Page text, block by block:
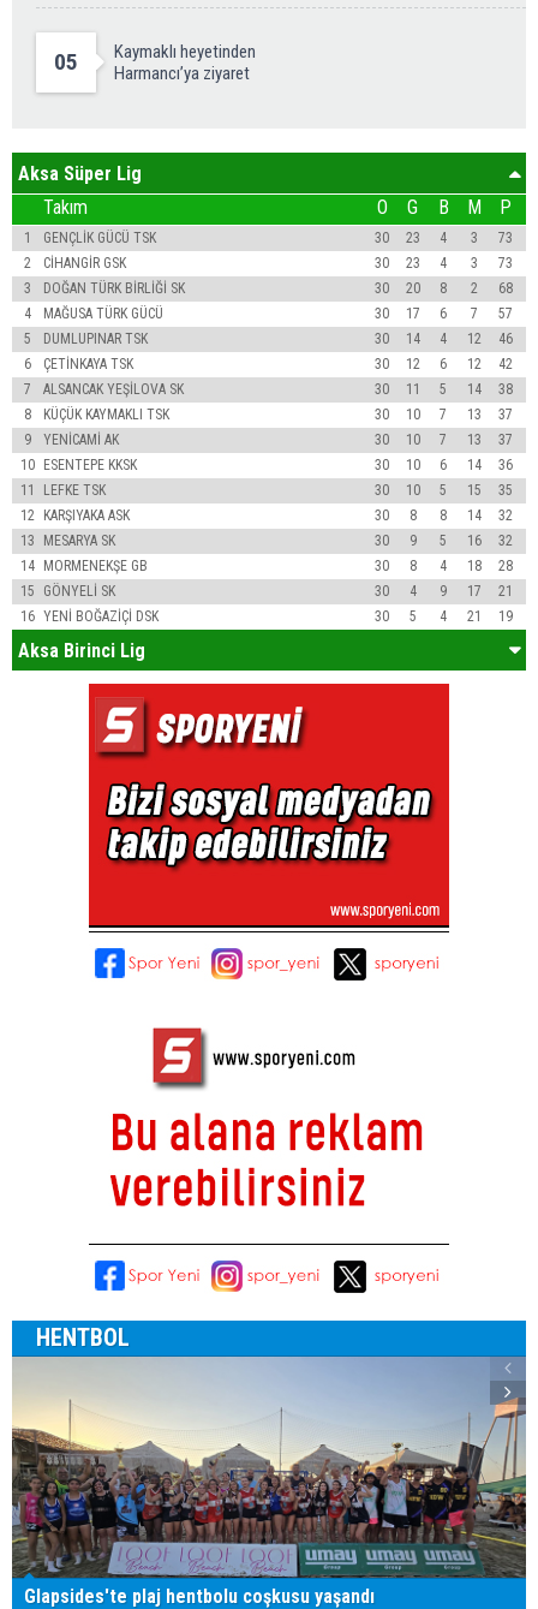
05
Kaymaklı heyetinden
Harmancı’ya ziyaret
Aksa Süper Lig
Takım
O G B M P
1 GENÇLİK GÜCÜ TSK 30 23 4 3
73
2
CİHANGİR GSK 30 23 4 3
73
3
DOĞAN TÜRK BİRLİĞİ SK 30 20 8 2
68
4
MAĞUSA TÜRK GÜCÜ 30 17 6 7
57
5
DUMLUPINAR TSK 30 14 4 12
46
6
ÇETİNKAYA TSK 30 12 6 12
42
7
ALSANCAK YEŞİLOVA SK 30 11 5 14
38
8
KÜÇÜK KAYMAKLI TSK 30 10 7 13
37
9
YENİCAMİ AK 30 10 7 13
37
10 ESENTEPE KKSK 30 10 6 14
36
11
LEFKE TSK 30 10 5 15
35
12
KARŞIYAKA ASK 30 8 8 14
32
13
MESARYA SK 30 9 5 16
32
14 MORMENEKŞE GB 30 8 4 18
28
15
GÖNYELİ SK 30 4 9 17
21
16 YENİ BOĞAZİÇİ DSK 30 5 4 21 19
Aksa Birinci Lig
HENTBOL
Glapsides'te plaj hentbolu coşkusu yaşandı